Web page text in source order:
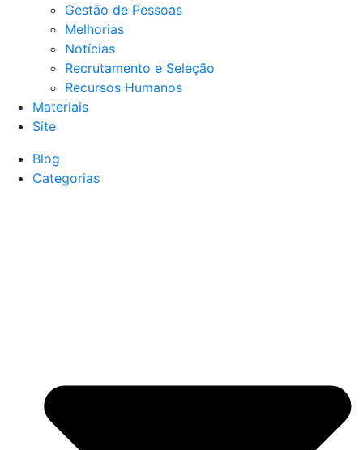
Gestão de Pessoas
Melhorias
Notícias
Recrutamento e Seleção
Recursos Humanos
Materiais
Site
Blog
Categorias